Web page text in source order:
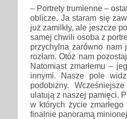
– Portrety trumienne –
oblicze. Ja staram się
już zamilkły, ale jeszcze
samej chwili osoba z
przychylna zarówno nam
rozłam. Otóż nam
Natomiast zmarłemu –
innymi. Nasze pole
podobizny.
ulatują z naszej pamięci.
w których życie
finalnie panoramą